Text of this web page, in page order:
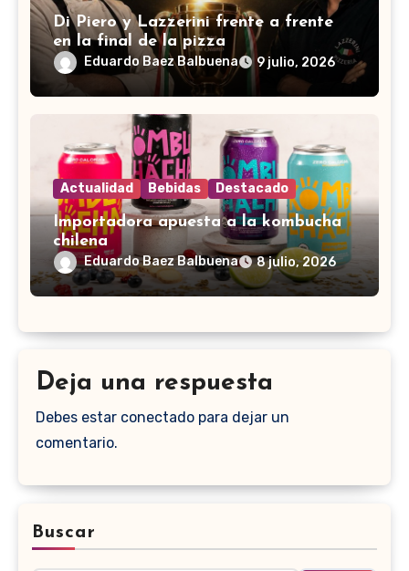
Di Piero y Lazzerini frente a frente
en la final de la pizza
Eduardo Baez Balbuena 9 julio, 2026
Actualidad Bebidas Destacado
Importadora apuesta a la kombucha
chilena
Eduardo Baez Balbuena 8 julio, 2026
Deja una respuesta
Debes estar conectado para dejar un
comentario.
Buscar